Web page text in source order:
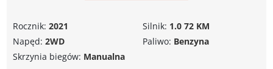
Rocznik: 2021
Napęd: 2WD
Silnik: 1.0 72 KM
Paliwo: Benzyna
Skrzynia biegów: Manualna